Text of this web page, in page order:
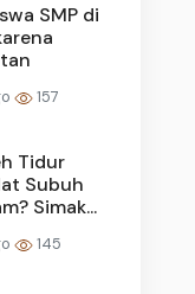
SMP di
157
Tidur
Subuh
Simak...
145